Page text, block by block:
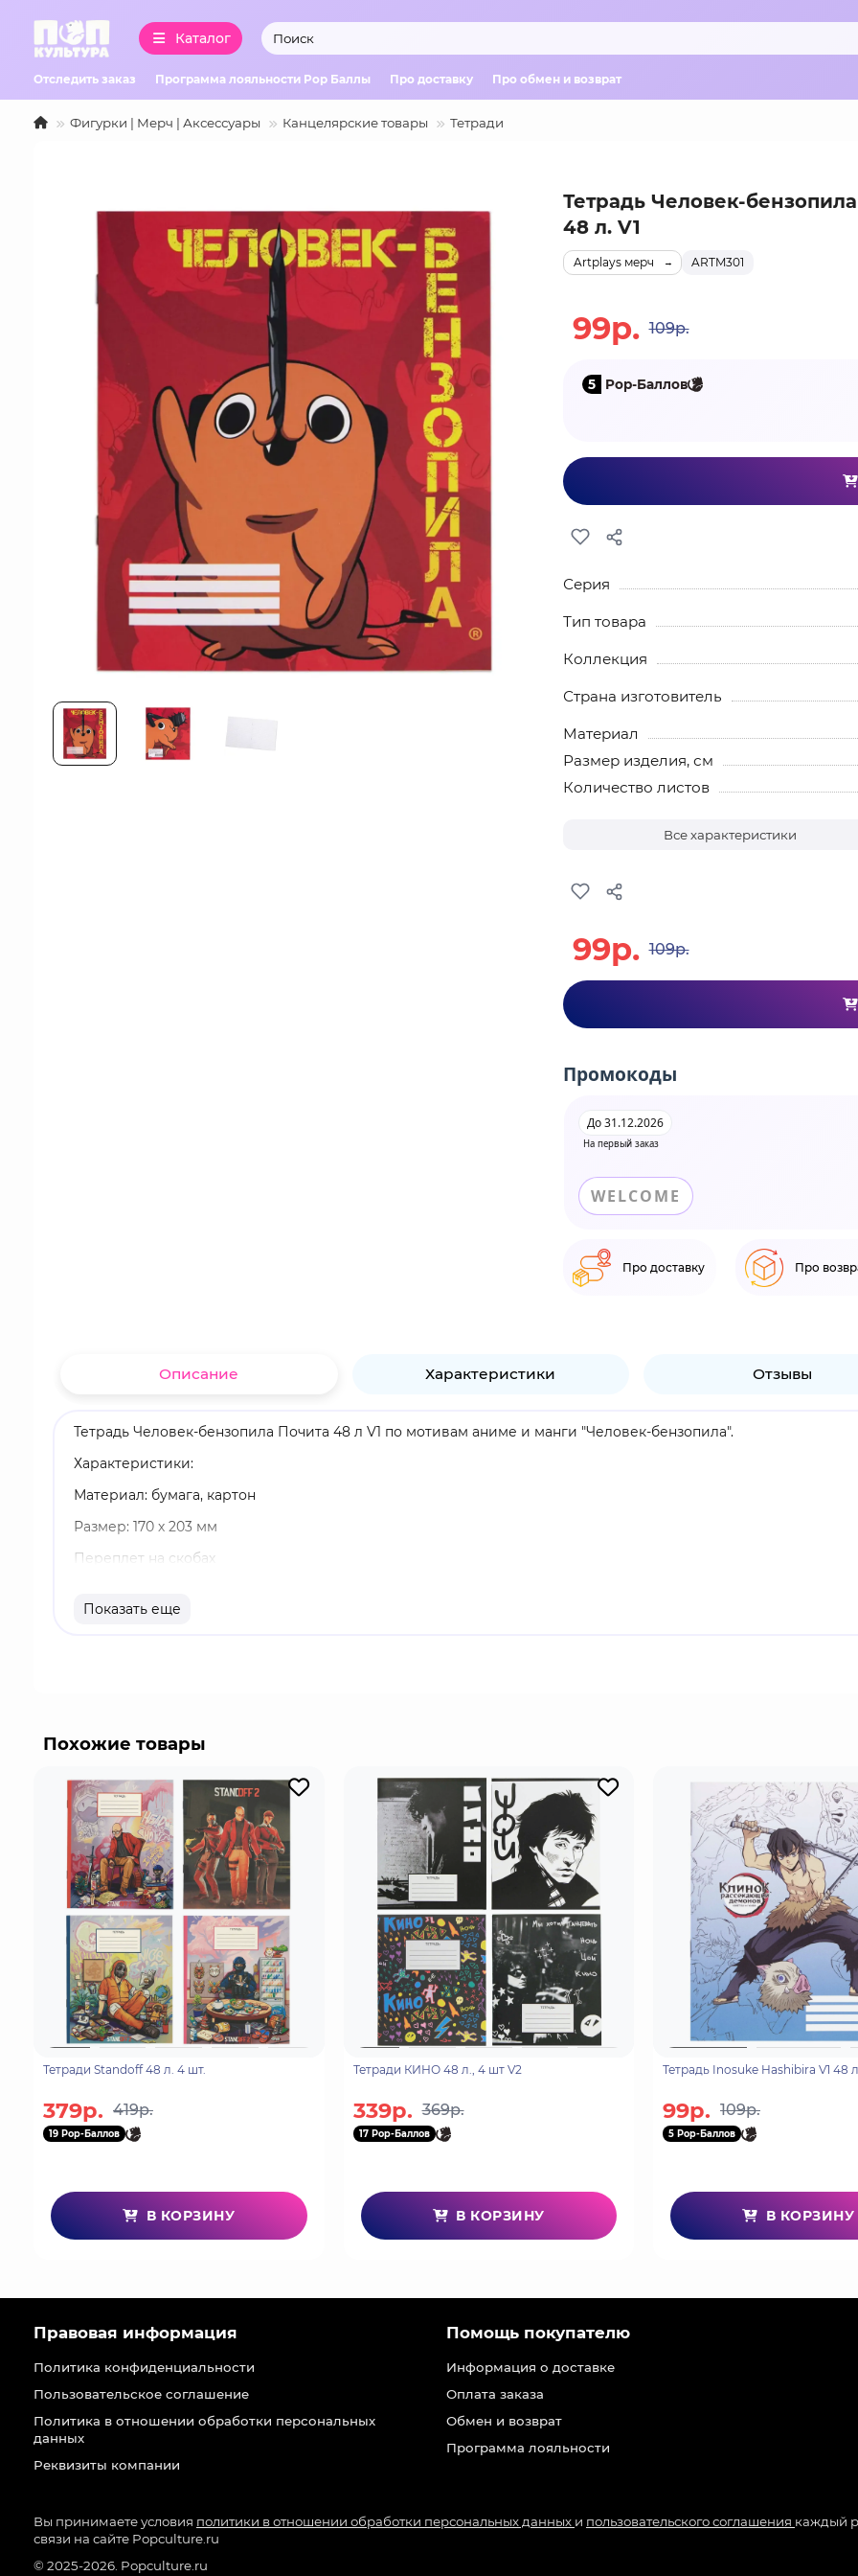
Каталог
Отследить заказ Программа лояльности Pop Баллы Про доставку Про обмен и возврат
Фигурки | Мерч | Аксессуары Канцелярские товары Тетради
Тетрадь Человек-
48 л. V1
ARTM301
Artplays мерч
99р. 109р.
5 Pop-Баллов
Серия
Тип товара
Коллекция
Страна изготовитель
Материал
Размер изделия, см
Количество листов
Все характеристики
99р. 109р.
Промокоды
На первый заказ
До 31.12.2026
WELCOME
Про доставку Про
Описание Характеристики Отзывы
Тетрадь Человек-бензопила Почита 48 л V1 по мотивам аниме и манги "Человек-бензопила".
Характеристики:
Материал: бумага, картон
Размер: 170 х 203 мм
Переплет на скобах
Тетрадь в клетку
Показать еще
Похожие товары
Тетради Standoff 48 л. 4 шт.
379р. 419р.
19 Pop-Баллов
В КОРЗИНУ
Тетради КИНО 48 л., 4 шт V2
339р. 369р.
17 Pop-Баллов
В КОРЗИНУ
Тетрадь Inosuke Hashibira V1 48 л.
99р. 109р.
5 Pop-Баллов
В КОРЗИНУ
Правовая информация
Политика конфиденциальности
Пользовательское соглашение
Политика в отношении обработки персональных
данных
Реквизиты компании
Помощь покупателю
Информация о доставке
Оплата заказа
Обмен и возврат
Программа лояльности
Вы принимаете условия политики в отношении обработки персональных данных и пользовательского соглашения каждый
связи на сайте Popculture.ru
© 2025-2026. Popculture.ru